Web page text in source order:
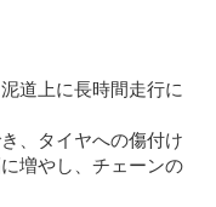
道上に長時間走行に
、タイヤへの傷付け
増やし、チェーンの